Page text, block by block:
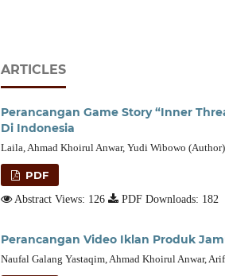
ARTICLES
Perancangan Game Story “Inner
Di Indonesia
Laila, Ahmad Khoirul Anwar, Yudi Wibowo (Author)
PDF
Abstract Views: 126 PDF Downloads: 182
Perancangan Video Iklan Produk
Naufal Galang Yastaqim, Ahmad Khoirul Anwar,